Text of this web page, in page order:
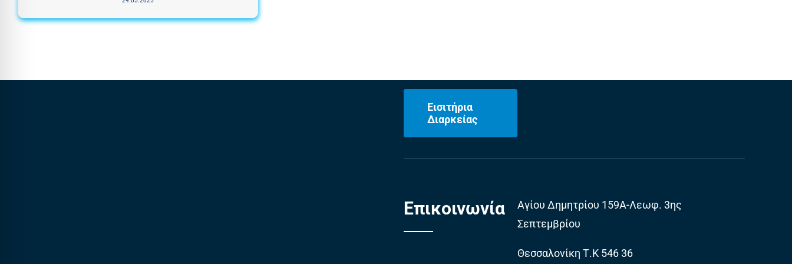
Εισιτήρια
Διαρκείας
Επικοινωνία
Αγίου Δημητρίου 159Α-Λεωφ. 3ης
Σεπτεμβρίου
Θεσσαλονίκη Τ.Κ 546 36